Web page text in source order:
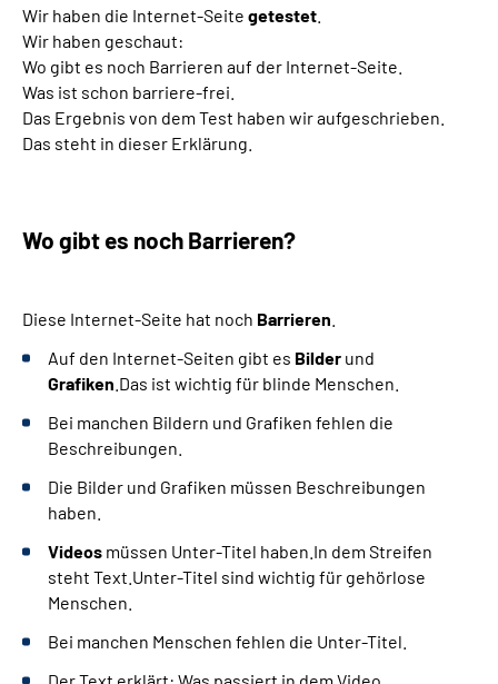
Wir haben die Internet-Seite getestet
Wir haben geschaut:
Wo gibt es noch Barrieren auf der Internet-Seite.
Was ist schon barriere-frei.
Das Ergebnis von dem Test haben wir aufgeschrieben.
Das steht in dieser Erklärung.
Wo gibt es noch Barrieren?
Diese Internet-Seite hat noch Barrieren
Auf den Internet-Seiten gibt es Bilder und
Grafiken .Das ist wichtig für blinde Menschen.
Bei manchen Bildern und Grafiken fehlen die
Beschreibungen.
Die Bilder und Grafiken müssen Beschreibungen
haben.
Videos müssen Unter-Titel haben.In dem Streifen
steht Text.Unter-Titel sind wichtig für gehörlose
Menschen.
Bei manchen Menschen fehlen die Unter-Titel.